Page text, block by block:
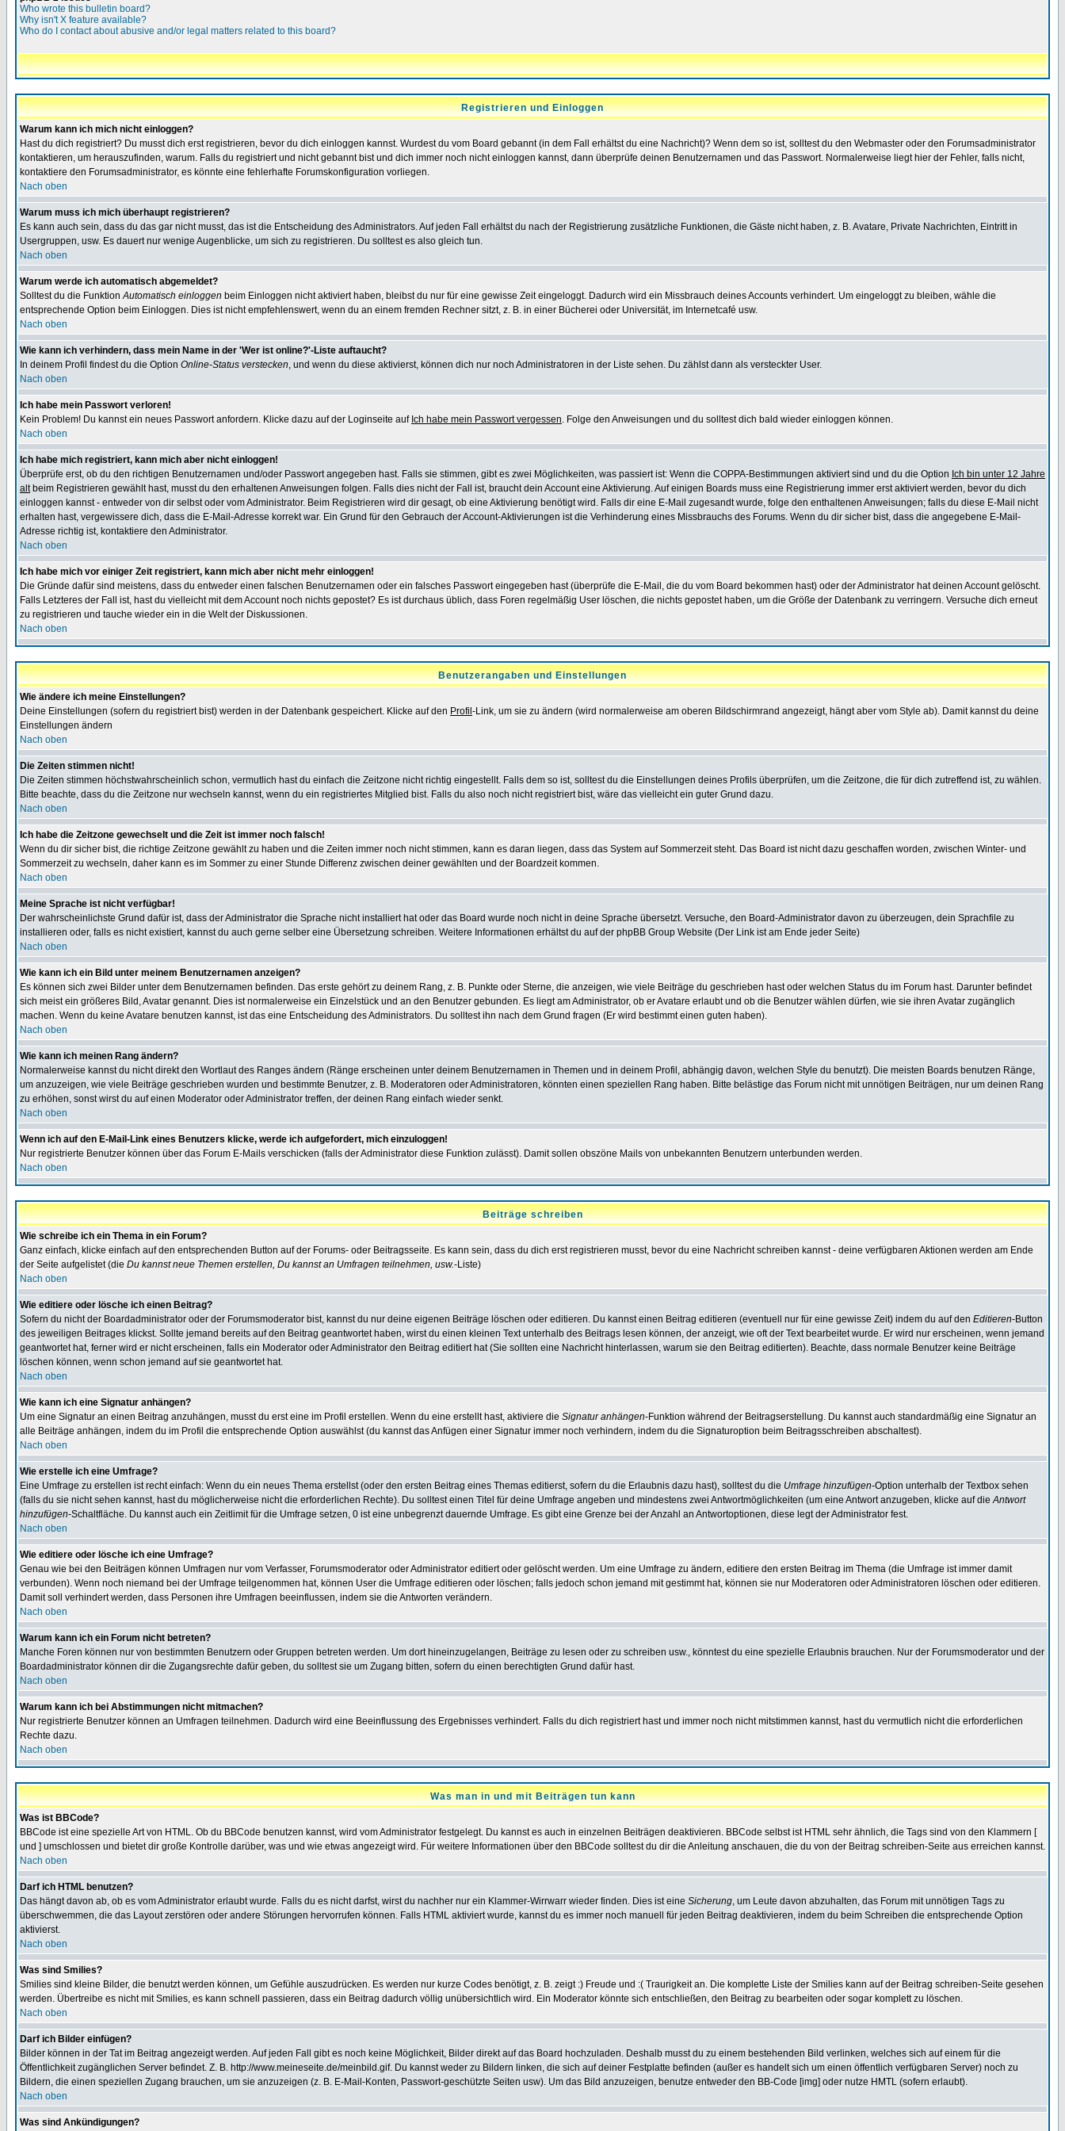
Who wrote this bulletin board?
Why isn't X feature available?
Who do I contact about abusive and/or legal matters related to this board?
Registrieren und Einloggen
Warum kann ich mich nicht einloggen?
Hast du dich registriert? Du musst dich erst registrieren, bevor du dich einloggen kannst. Wurdest du vom Board gebannt (in dem Fall erhältst du eine Nachricht)? Wenn dem so ist, solltest du den Webmaster oder den Forumsadministrator
kontaktieren, um herauszufinden, warum. Falls du registriert und nicht gebannt bist und dich immer noch nicht einloggen kannst, dann überprüfe deinen Benutzernamen und das Passwort. Normalerweise liegt hier der Fehler, falls nicht,
kontaktiere den Forumsadministrator, es könnte eine fehlerhafte Forumskonfiguration vorliegen.
Nach oben
Warum muss ich mich überhaupt registrieren?
Es kann auch sein, dass du das gar nicht musst, das ist die Entscheidung des Administrators. Auf jeden Fall erhältst du nach der Registrierung zusätzliche Funktionen, die Gäste nicht haben, z. B. Avatare, Private Nachrichten, Eintritt in
Usergruppen, usw. Es dauert nur wenige Augenblicke, um sich zu registrieren. Du solltest es also gleich tun.
Nach oben
Warum werde ich automatisch abgemeldet?
Solltest du die FunktionAutomatisch einloggen beim Einloggen nicht aktiviert haben, bleibst du nur für eine gewisse Zeit eingeloggt. Dadurch wird ein Missbrauch deines Accounts verhindert. Um eingeloggt zu bleiben, wähle die
entsprechende Option beim Einloggen. Dies ist nicht empfehlenswert, wenn du an einem fremden Rechner sitzt, z. B. in einer Bücherei oder Universität, im Internetcafé usw.
Nach oben
Wie kann ich verhindern, dass mein Name in der 'Wer ist online?'-Liste auftaucht?
In deinem Profil findest du die Option Online-Status verstecken, und wenn du diese aktivierst, können dich nur noch Administratoren in der Liste sehen. Du zählst dann als versteckter User.
Nach oben
Ich habe mein Passwort verloren!
Kein Problem! Du kannst ein neues Passwort anfordern. Klicke dazu auf der Loginseite auf Ich habe mein Passwort vergessen. Folge den Anweisungen und du solltest dich bald wieder einloggen können.
Nach oben
Ich habe mich registriert, kann mich aber nicht einloggen!
Überprüfe erst, ob du den richtigen Benutzernamen und/oder Passwort angegeben hast. Falls sie stimmen, gibt es zwei Möglichkeiten, was passiert ist: Wenn die COPPA-Bestimmungen aktiviert sind und du die Option Ich bin unter 12 Jahre
altbeim Registrieren gewählt hast, musst du den erhaltenen Anweisungen folgen. Falls dies nicht der Fall ist, braucht dein Account eine Aktivierung. Auf einigen Boards muss eine Registrierung immer erst aktiviert werden, bevor du dich
einloggen kannst - entweder von dir selbst oder vom Administrator. Beim Registrieren wird dir gesagt, ob eine Aktivierung benötigt wird. Falls dir eine E-Mail zugesandt wurde, folge den enthaltenen Anweisungen; falls du diese E-Mail nicht
erhalten hast, vergewissere dich, dass die E-Mail-Adresse korrekt war. Ein Grund für den Gebrauch der Account-Aktivierungen ist die Verhinderung eines Missbrauchs des Forums. Wenn du dir sicher bist, dass die angegebene E-Mail-
Adresse richtig ist, kontaktiere den Administrator.
Nach oben
Ich habe mich vor einiger Zeit registriert, kann mich aber nicht mehr einloggen!
Die Gründe dafür sind meistens, dass du entweder einen falschen Benutzernamen oder ein falsches Passwort eingegeben hast (überprüfe die E-Mail, die du vom Board bekommen hast) oder der Administrator hat deinen Account gelöscht.
Falls Letzteres der Fall ist, hast du vielleicht mit dem Account noch nichts gepostet? Es ist durchaus üblich, dass Foren regelmäßig User löschen, die nichts gepostet haben, um die Größe der Datenbank zu verringern. Versuche dich erneut
zu registrieren und tauche wieder ein in die Welt der Diskussionen.
Nach oben
Benutzerangaben und Einstellungen
Wie ändere ich meine Einstellungen?
Deine Einstellungen (sofern du registriert bist) werden in der Datenbank gespeichert. Klicke auf den Profil -Link, um sie zu ändern (wird normalerweise am oberen Bildschirmrand angezeigt, hängt aber vom Style ab). Damit kannst du deine
Einstellungen ändern
Nach oben
Die Zeiten stimmen nicht!
Die Zeiten stimmen höchstwahrscheinlich schon, vermutlich hast du einfach die Zeitzone nicht richtig eingestellt. Falls dem so ist, solltest du die Einstellungen deines Profils überprüfen, um die Zeitzone, die für dich zutreffend ist, zu wählen.
Bitte beachte, dass du die Zeitzone nur wechseln kannst, wenn du ein registriertes Mitglied bist. Falls du also noch nicht registriert bist, wäre das vielleicht ein guter Grund dazu.
Nach oben
Ich habe die Zeitzone gewechselt und die Zeit ist immer noch falsch!
Wenn du dir sicher bist, die richtige Zeitzone gewählt zu haben und die Zeiten immer noch nicht stimmen, kann es daran liegen, dass das System auf Sommerzeit steht. Das Board ist nicht dazu geschaffen worden, zwischen Winter- und
Sommerzeit zu wechseln, daher kann es im Sommer zu einer Stunde Differenz zwischen deiner gewählten und der Boardzeit kommen.
Nach oben
Meine Sprache ist nicht verfügbar!
Der wahrscheinlichste Grund dafür ist, dass der Administrator die Sprache nicht installiert hat oder das Board wurde noch nicht in deine Sprache übersetzt. Versuche, den Board-Administrator davon zu überzeugen, dein Sprachfile zu
installieren oder, falls es nicht existiert, kannst du auch gerne selber eine Übersetzung schreiben. Weitere Informationen erhältst du auf der phpBB Group Website (Der Link ist am Ende jeder Seite)
Nach oben
Wie kann ich ein Bild unter meinem Benutzernamen anzeigen?
Es können sich zwei Bilder unter dem Benutzernamen befinden. Das erste gehört zu deinem Rang, z. B. Punkte oder Sterne, die anzeigen, wie viele Beiträge du geschrieben hast oder welchen Status du im Forum hast. Darunter befindet
sich meist ein größeres Bild, Avatar genannt. Dies ist normalerweise ein Einzelstück und an den Benutzer gebunden. Es liegt am Administrator, ob er Avatare erlaubt und ob die Benutzer wählen dürfen, wie sie ihren Avatar zugänglich
machen. Wenn du keine Avatare benutzen kannst, ist das eine Entscheidung des Administrators. Du solltest ihn nach dem Grund fragen (Er wird bestimmt einen guten haben).
Nach oben
Wie kann ich meinen Rang ändern?
Normalerweise kannst du nicht direkt den Wortlaut des Ranges ändern (Ränge erscheinen unter deinem Benutzernamen in Themen und in deinem Profil, abhängig davon, welchen Style du benutzt). Die meisten Boards benutzen Ränge,
um anzuzeigen, wie viele Beiträge geschrieben wurden und bestimmte Benutzer, z. B. Moderatoren oder Administratoren, könnten einen speziellen Rang haben. Bitte belästige das Forum nicht mit unnötigen Beiträgen, nur um deinen Rang
zu erhöhen, sonst wirst du auf einen Moderator oder Administrator treffen, der deinen Rang einfach wieder senkt.
Nach oben
Wenn ich auf den E-Mail-Link eines Benutzers klicke, werde ich aufgefordert, mich einzuloggen!
Nur registrierte Benutzer können über das Forum E-Mails verschicken (falls der Administrator diese Funktion zulässt). Damit sollen obszöne Mails von unbekannten Benutzern unterbunden werden.
Nach oben
Beiträge schreiben
Wie schreibe ich ein Thema in ein Forum?
Ganz einfach, klicke einfach auf den entsprechenden Button auf der Forums- oder Beitragsseite. Es kann sein, dass du dich erst registrieren musst, bevor du eine Nachricht schreiben kannst - deine verfügbaren Aktionen werden am Ende
der Seite aufgelistet (die Du kannst neue Themen erstellen, Du kannst an Umfragen teilnehmen, usw.-Liste)
Nach oben
Wie editiere oder lösche ich einen Beitrag?
Sofern du nicht der Boardadministrator oder der Forumsmoderator bist, kannst du nur deine eigenen Beiträge löschen oder editieren. Du kannst einen Beitrag editieren (eventuell nur für eine gewisse Zeit) indem du auf den Editieren-Button
des jeweiligen Beitrages klickst. Sollte jemand bereits auf den Beitrag geantwortet haben, wirst du einen kleinen Text unterhalb des Beitrags lesen können, der anzeigt, wie oft der Text bearbeitet wurde. Er wird nur erscheinen, wenn jemand
geantwortet hat, ferner wird er nicht erscheinen, falls ein Moderator oder Administrator den Beitrag editiert hat (Sie sollten eine Nachricht hinterlassen, warum sie den Beitrag editierten). Beachte, dass normale Benutzer keine Beiträge
löschen können, wenn schon jemand auf sie geantwortet hat.
Nach oben
Wie kann ich eine Signatur anhängen?
Um eine Signatur an einen Beitrag anzuhängen, musst du erst eine im Profil erstellen. Wenn du eine erstellt hast, aktiviere die Signatur anhängen-Funktion während der Beitragserstellung. Du kannst auch standardmäßig eine Signatur an
alle Beiträge anhängen, indem du im Profil die entsprechende Option auswählst (du kannst das Anfügen einer Signatur immer noch verhindern, indem du die Signaturoption beim Beitragsschreiben abschaltest).
Nach oben
Wie erstelle ich eine Umfrage?
Eine Umfrage zu erstellen ist recht einfach: Wenn du ein neues Thema erstellst (oder den ersten Beitrag eines Themas editierst, sofern du die Erlaubnis dazu hast), solltest du die Umfrage hinzufügen-Option unterhalb der Textbox sehen
(falls du sie nicht sehen kannst, hast du möglicherweise nicht die erforderlichen Rechte). Du solltest einen Titel für deine Umfrage angeben und mindestens zwei Antwortmöglichkeiten (um eine Antwort anzugeben, klicke auf dieAntwort
hinzufügen-Schaltfläche. Du kannst auch ein Zeitlimit für die Umfrage setzen, 0 ist eine unbegrenzt dauernde Umfrage. Es gibt eine Grenze bei der Anzahl an Antwortoptionen, diese legt der Administrator fest.
Nach oben
Wie editiere oder lösche ich eine Umfrage?
Genau wie bei den Beiträgen können Umfragen nur vom Verfasser, Forumsmoderator oder Administrator editiert oder gelöscht werden. Um eine Umfrage zu ändern, editiere den ersten Beitrag im Thema (die Umfrage ist immer damit
verbunden). Wenn noch niemand bei der Umfrage teilgenommen hat, können User die Umfrage editieren oder löschen; falls jedoch schon jemand mit gestimmt hat, können sie nur Moderatoren oder Administratoren löschen oder editieren.
Damit soll verhindert werden, dass Personen ihre Umfragen beeinflussen, indem sie die Antworten verändern.
Nach oben
Warum kann ich ein Forum nicht betreten?
Manche Foren können nur von bestimmten Benutzern oder Gruppen betreten werden. Um dort hineinzugelangen, Beiträge zu lesen oder zu schreiben usw., könntest du eine spezielle Erlaubnis brauchen. Nur der Forumsmoderator und der
Boardadministrator können dir die Zugangsrechte dafür geben, du solltest sie um Zugang bitten, sofern du einen berechtigten Grund dafür hast.
Nach oben
Warum kann ich bei Abstimmungen nicht mitmachen?
Nur registrierte Benutzer können an Umfragen teilnehmen. Dadurch wird eine Beeinflussung des Ergebnisses verhindert. Falls du dich registriert hast und immer noch nicht mitstimmen kannst, hast du vermutlich nicht die erforderlichen
Rechte dazu.
Nach oben
Was man in und mit Beiträgen tun kann
Was ist BBCode?
BBCode ist eine spezielle Art von HTML. Ob du BBCode benutzen kannst, wird vom Administrator festgelegt. Du kannst es auch in einzelnen Beiträgen deaktivieren. BBCode selbst ist HTML sehr ähnlich, die Tags sind von den Klammern [
und ] umschlossen und bietet dir große Kontrolle darüber, was und wie etwas angezeigt wird. Für weitere Informationen über den BBCode solltest du dir die Anleitung anschauen, die du von der Beitrag schreiben-Seite aus erreichen kannst.
Nach oben
Darf ich HTML benutzen?
Das hängt davon ab, ob es vom Administrator erlaubt wurde. Falls du es nicht darfst, wirst du nachher nur ein Klammer-Wirrwarr wieder finden. Dies ist eine Sicherung, um Leute davon abzuhalten, das Forum mit unnötigen Tags zu
überschwemmen, die das Layout zerstören oder andere Störungen hervorrufen können. Falls HTML aktiviert wurde, kannst du es immer noch manuell für jeden Beitrag deaktivieren, indem du beim Schreiben die entsprechende Option
aktivierst.
Nach oben
Was sind Smilies?
Smilies sind kleine Bilder, die benutzt werden können, um Gefühle auszudrücken. Es werden nur kurze Codes benötigt, z. B. zeigt :) Freude und :( Traurigkeit an. Die komplette Liste der Smilies kann auf der Beitrag schreiben-Seite gesehen
werden. Übertreibe es nicht mit Smilies, es kann schnell passieren, dass ein Beitrag dadurch völlig unübersichtlich wird. Ein Moderator könnte sich entschließen, den Beitrag zu bearbeiten oder sogar komplett zu löschen.
Nach oben
Darf ich Bilder einfügen?
Bilder können in der Tat im Beitrag angezeigt werden. Auf jeden Fall gibt es noch keine Möglichkeit, Bilder direkt auf das Board hochzuladen. Deshalb musst du zu einem bestehenden Bild verlinken, welches sich auf einem für die
Öffentlichkeit zugänglichen Server befindet. Z. B. http://www.meineseite.de/meinbild.gif. Du kannst weder zu Bildern linken, die sich auf deiner Festplatte befinden (außer es handelt sich um einen öffentlich verfügbaren Server) noch zu
Bildern, die einen speziellen Zugang brauchen, um sie anzuzeigen (z. B. E-Mail-Konten, Passwort-geschützte Seiten usw). Um das Bild anzuzeigen, benutze entweder den BB-Code [img] oder nutze HMTL (sofern erlaubt).
Nach oben
Was sind Ankündigungen?